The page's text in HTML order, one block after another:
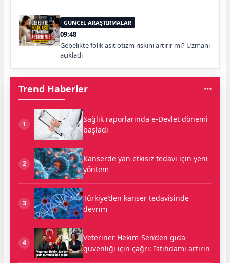
GÜNCEL ARAŞTIRMALAR
09:48
Gebelikte folik asit otizm riskini artırır mı? Uzmanı
açıkladı
Trend Haberler
1
Sağlık raporlarında e-Devlet dönemi
başladı
2
Kanserde yan etkisiz tedavi için yeni
yöntem
3
Türkiye’den kanser tedavisinde
devrim
4
Veteriner Hekim-Sen’den gıda
güvenliği için çağrı: İstihdamı artırın